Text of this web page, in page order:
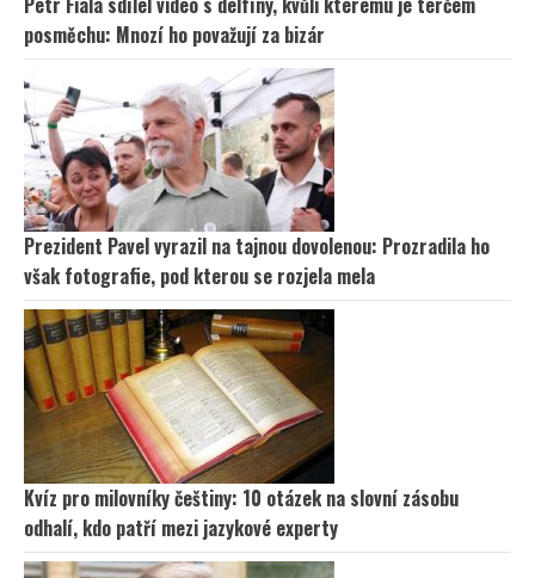
posměchu: Mnozí ho považují za bizár
Prezident Pavel vyrazil na tajnou dovolenou: Prozradila ho
však fotografie, pod kterou se rozjela mela
Kvíz pro milovníky češtiny: 10 otázek na slovní zásobu
odhalí, kdo patří mezi jazykové experty